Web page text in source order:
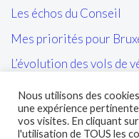
Les échos du Conseil
Mes priorités pour
L’évolution des vols de
Les tags/affiches/
et la cohésion sociale
L’entretien des sites
Nous utilisons des
une expérience
vos visites. En cliquant
l'utilisation de TOUS les